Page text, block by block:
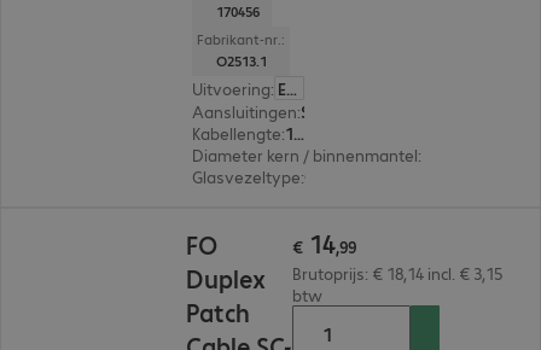
170456
Fabrikant-nr.:
O2513.1
Uitvoering: Europa
Aansluitingen:
Kabellengte: 1 m
Diameter kern / binnenmantel:
Glasvezeltype:
FO
Duplex
Patch
€ 14,99
Brutoprijs: € 18,14 incl. € 3,15
btw